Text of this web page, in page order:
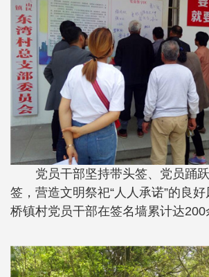
党员干部坚持带头签、党员踊
签，营造文明祭祀“人人承诺”的良
桥镇村党员干部在签名墙累计达200